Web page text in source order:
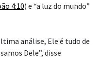
4:10) e “a luz do mundo”
análise, Ele é tudo de
Dele”, disse